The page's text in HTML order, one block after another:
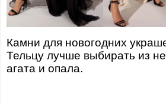
Камни для новогодних
Тельцу лучше выбирать из
агата и опала.